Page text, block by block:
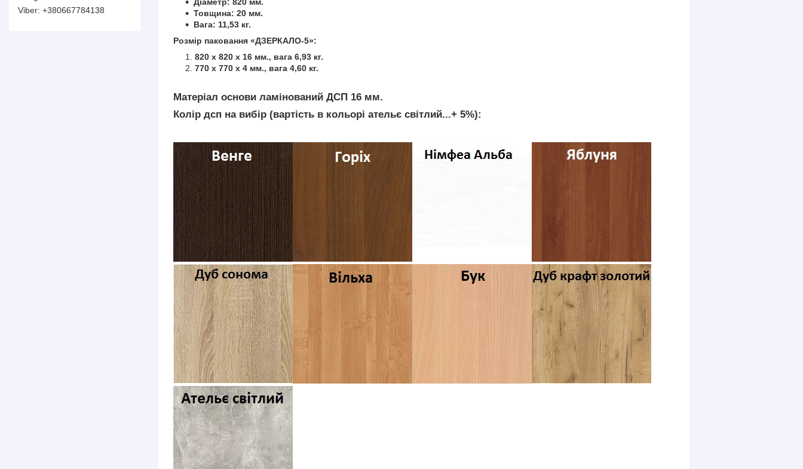
Діаметр: 820 мм.
Товщина: 20 мм.
Вага: 11,53 кг.
Розмір паковання «ДЗЕРКАЛО-5»:
820 х 820 х 16 мм., вага 6,93 кг.
770 х 770 х 4 мм., вага 4,60 кг.
Матеріал основи ламінований ДСП 16 мм.
Колір дсп на вибір (вартість в кольорі ательє світлий...+ 5%):
+380667784138